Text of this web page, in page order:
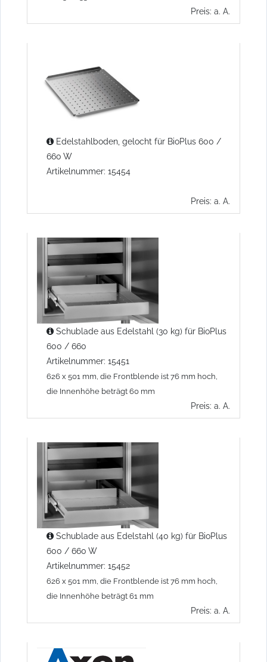
Preis: a. A.
Edelstahlboden, gelocht für BioPlus 600 /
660 W
Artikelnummer: 15454
Preis: a. A.
Schublade aus Edelstahl (30 kg) für BioPlus
600 / 660
Artikelnummer: 15451
626 x 501 mm, die Frontblende ist 76 mm hoch,
die Innenhöhe beträgt 60 mm
Preis: a. A.
Schublade aus Edelstahl (40 kg) für BioPlus
600 / 660 W
Artikelnummer: 15452
626 x 501 mm, die Frontblende ist 76 mm hoch,
die Innenhöhe beträgt 61 mm
Preis: a. A.